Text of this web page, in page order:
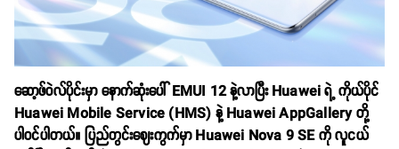
ဆော့ဖ်ဝဲလ်ပိုင်းမှာ နောက်ဆုံးပေါ် EMUI 12 နဲ့လာပြီး Huawei ရဲ့ ကိုယ်ပိုင်
Huawei Mobile Service (HMS) နဲ့ Huawei AppGallery တို့
ပါဝင်ပါတယ်။ ပြည်တွင်းဈေးကွက်မှာ Huawei Nova 9 SE ကို လူငယ်